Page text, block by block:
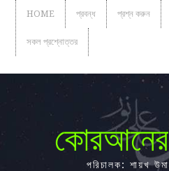
HOME প্রবন্ধ প্রশ্ন করুন
সকল প্রশ্নোত্তর
পরিচালক: শায়খ